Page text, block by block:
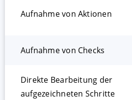
Aufnahme von Aktionen
Aufnahme von Checks
Direkte Bearbeitung der
aufgezeichneten Schritte